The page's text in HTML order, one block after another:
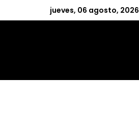
jueves, 06 agosto, 2026